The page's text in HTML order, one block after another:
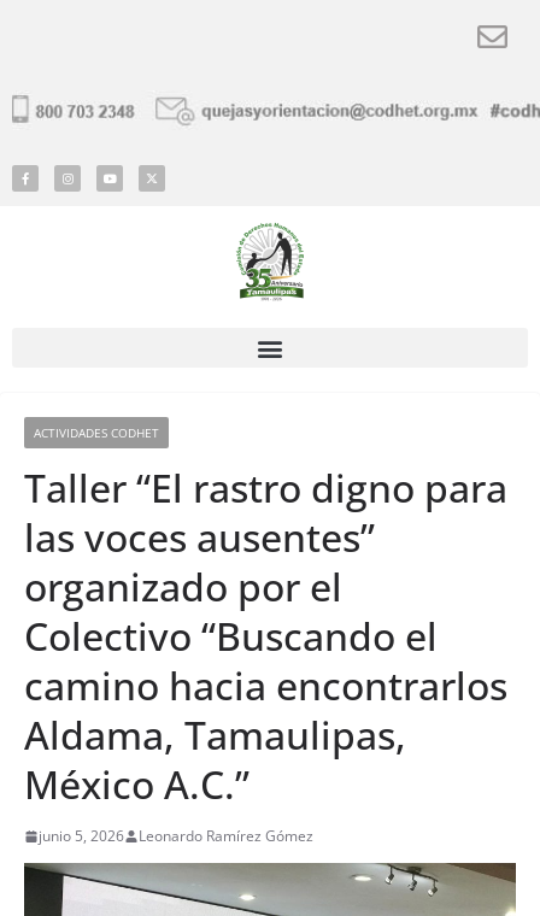
ACTIVIDADES CODHET
Taller “El rastro digno para
las voces ausentes”
organizado por el
Colectivo “Buscando el
camino hacia encontrarlos
Aldama, Tamaulipas,
México A.C.”
junio 5, 2026 Leonardo Ramírez Gómez